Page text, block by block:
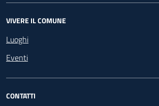
VIVERE IL COMUNE
Luoghi
Eventi
CONTATTI